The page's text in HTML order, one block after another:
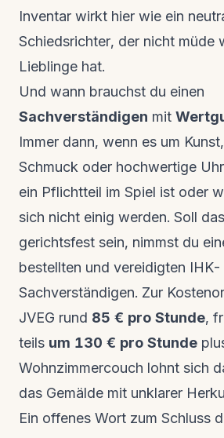
Inventar wirkt hier wie ein
Schiedsrichter, der nicht müde
Lieblinge hat.
Und wann brauchst du einen
Sachverständigen mit
Immer dann, wenn es um
Schmuck oder hochwertige
ein Pflichtteil im Spiel ist oder
sich nicht einig werden. Soll
gerichtsfest sein, nimmst du
bestellten und vereidigten IHK-
Sachverständigen. Zur
JVEG rund 85 € pro Stunde,
teils um 130 € pro Stunde
Wohnzimmercouch lohnt sich
das Gemälde mit unklarer
Ein offenes Wort zum Schluss